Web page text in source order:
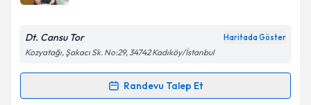
Dt. Cansu Tor Haritada Göster
Kozyatağı, Şakacı Sk. No:29, 34742 Kadıköy/İstanbul
Randevu Talep Et
Randevu Takvimi Talebi